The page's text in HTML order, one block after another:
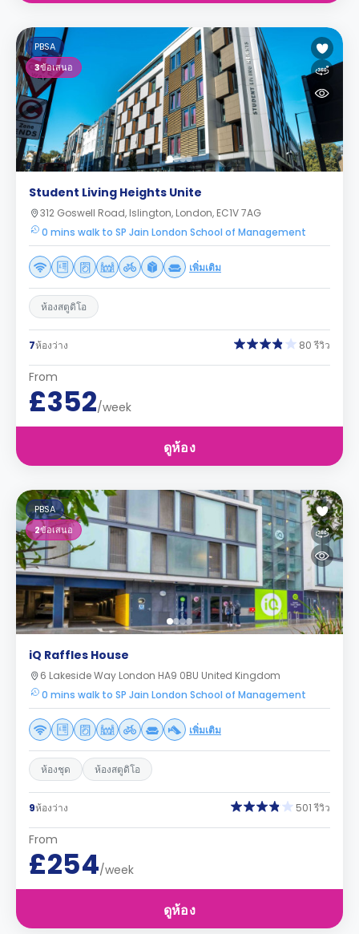
PBSA
3ข้อเสนอ
Student Living Heights Unite
312 Goswell Road, Islington, London, EC1V 7AG
0 mins walk to SP Jain London School of Management
เพิ่มเติม
ห้องสตูดิโอ
7ห้องว่าง 80 รีวิว
From
£352/week
ดูห้อง
PBSA
2ข้อเสนอ
iQ Raffles House
6 Lakeside Way London HA9 0BU United Kingdom
0 mins walk to SP Jain London School of Management
เพิ่มเติม
ห้องชุด ห้องสตูดิโอ
9ห้องว่าง 501 รีวิว
From
£254/week
ดูห้อง